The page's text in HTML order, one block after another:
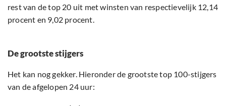
rest van de top 20 uit met winsten van respectievelijk 12,14
procent en 9,02 procent.
De grootste stijgers
Het kan nog gekker. Hieronder de grootste top 100-stijgers
van de afgelopen 24 uur: